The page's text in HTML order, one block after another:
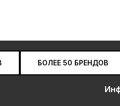
БОЛЕЕ 50 БРЕНДОВ